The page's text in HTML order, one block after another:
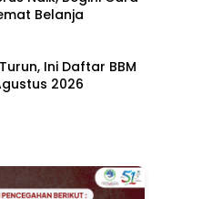
Belanja
Ini Daftar BBM
2026